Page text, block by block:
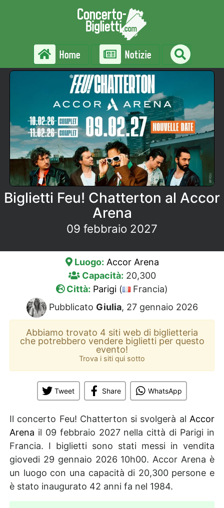
Home Notizie
Biglietti Feu! Chatterton al Accor
Arena
09 febbraio 2027
Luogo: Accor Arena
Capacità: 20,300
Città: Parigi (
Francia)
Pubblicato Giulia, 27 gennaio 2026
Abbiamo trovato 4 siti web di biglietteria
che potrebbero vendere biglietti per questo
evento!
Trova i siti qui sotto
Tweet Share WhatsApp
Il concerto Feu! Chatterton si svolgerà al Accor
Arena il 09 febbraio 2027 nella città di Parigi in
Francia. I biglietti sono stati messi in vendita
giovedi 29 gennaio 2026 10h00. Accor Arena è
un luogo con una capacità di 20,300 persone e
è stato inaugurato 42 anni fa nel 1984.